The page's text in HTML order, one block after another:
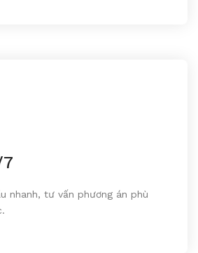
nhanh, tư vấn phương án phù